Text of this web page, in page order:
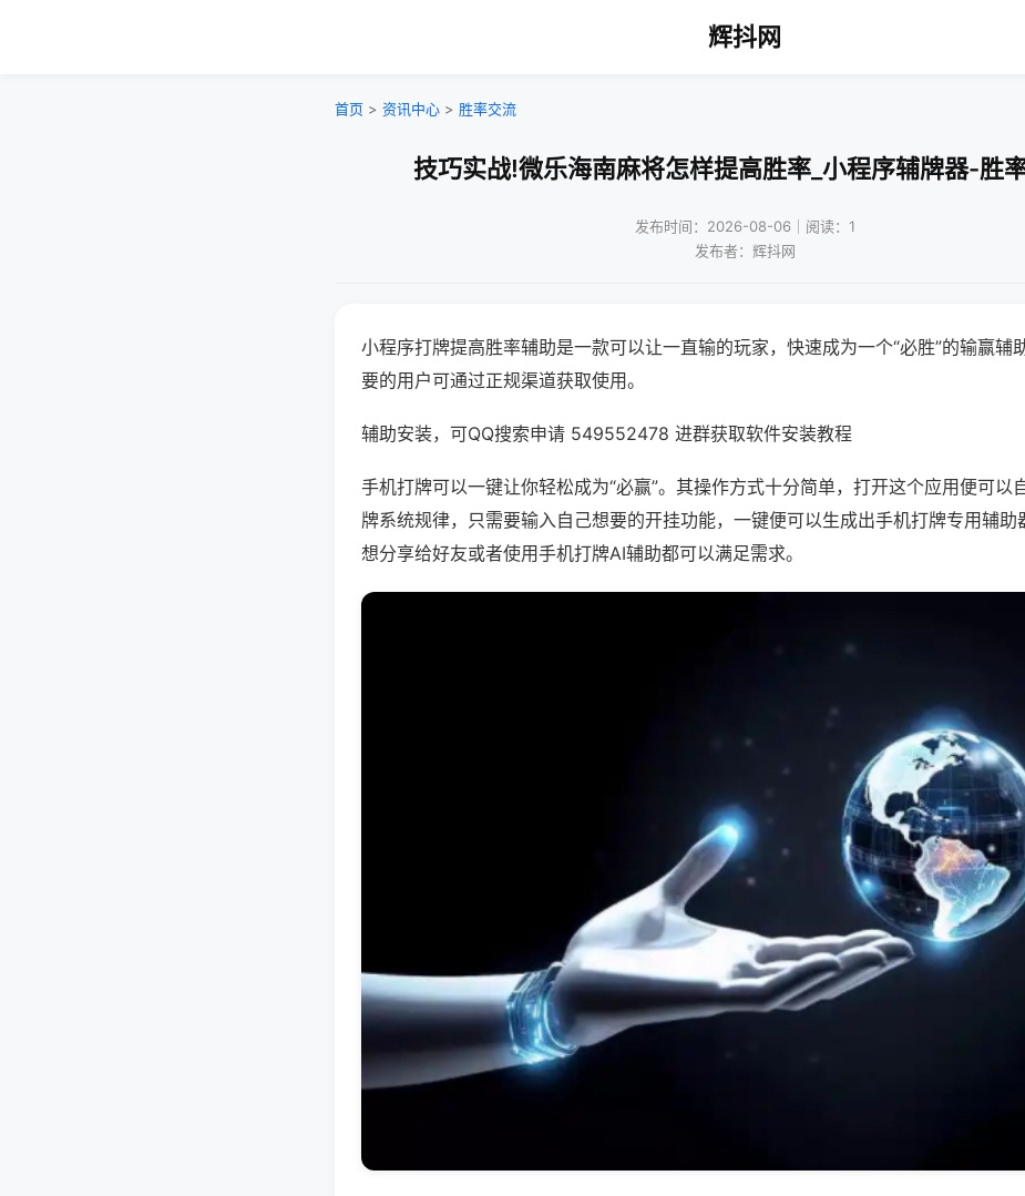
辉抖网
首页 > 资讯中心 > 胜率交流
技巧实战!微乐海南麻将怎样提高胜率_小程序辅牌器-胜
发布时间：2026-08-06｜阅读：1
发布者：辉抖网
小程序打牌提高胜率辅助是一款可以让一直输的玩家，快速成为一个“必胜”的输赢辅
要的用户可通过正规渠道获取使用。
辅助安装，可QQ搜索申请 549552478 进群获取软件安装教程
手机打牌可以一键让你轻松成为“必赢”。其操作方式十分简单，打开这个应用便可以
牌系统规律，只需要输入自己想要的开挂功能，一键便可以生成出手机打牌专用辅助
想分享给好友或者使用手机打牌AI辅助都可以满足需求。